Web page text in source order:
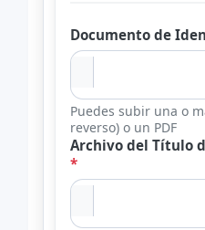
Documento de
Puedes subir una o
reverso) o un PDF
Archivo del Título
*